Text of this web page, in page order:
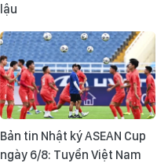
lậu
Bản tin Nhật ký ASEAN Cup
ngày 6/8: Tuyển Việt Nam